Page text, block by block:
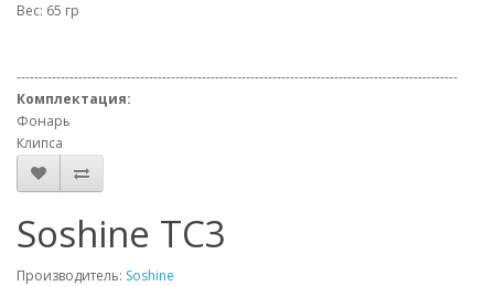
Вес: 65 гр
----------------------------------------------------------------------------------------------------
Комплектация:
Фонарь
Клипса
Soshine TC3
Производитель: Soshine